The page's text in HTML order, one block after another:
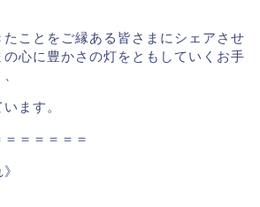
ことをご縁ある皆さまにシェアさせ
心に豊かさの灯をともしていくお手
ます。
＝＝＝＝＝